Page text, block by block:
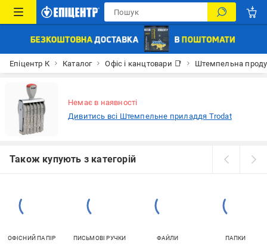
Епіцентр К Каталог Офіс і канцтовари 📑 Штемпельна
Немає в наявності
Дивитись всі Штемпельне приладдя Trodat
Також купують з категорій
ОФІСНИЙ ПАПІР ПИСЬМОВІ РУЧКИ ФАЙЛИ ПАПКИ